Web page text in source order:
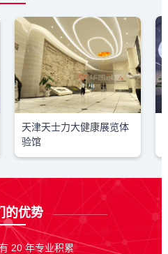
天津天士力大健康展览体
验馆
的优势
20 年专业积累